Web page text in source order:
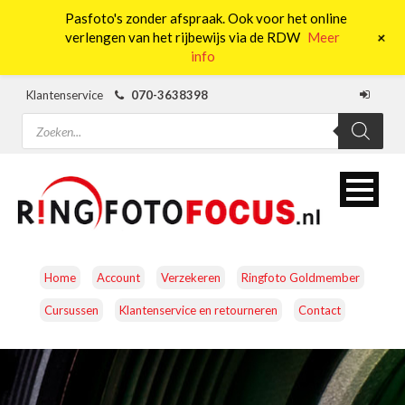
Klantenservice
070-3638398
Producten
zoeken
Home Account Verzekeren Ringfoto Goldmember
Cursussen Klantenservice en retourneren Contact
CAMERA’S OBJECTIEVEN ACCESSOIRES
Pasfoto's zonder afspraak. Ook voor het online
verlengen van het rijbewijs via de RDW Meer
info
+